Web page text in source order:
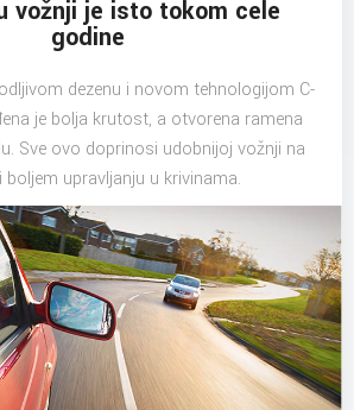
vožnji je isto tokom cele
godine
dezenu i novom tehnologijom C-
je bolja krutost, a otvorena ramena
Sve ovo doprinosi udobnijoj vožnji na
boljem upravljanju u krivinama.